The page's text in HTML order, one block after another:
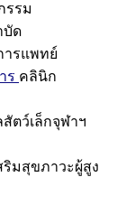
รรม
บัด
รแพทย์
ร คลินิก
ตว์เล็กจุฬาฯ
ริมสุขภาวะผู้สูง